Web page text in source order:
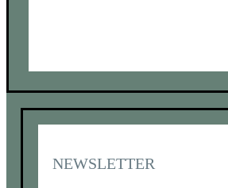
NEWSLETTER